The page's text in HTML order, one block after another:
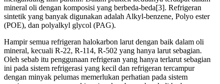
mineral oli dengan komposisi yang berbeda-beda[3]. Refrigeran
sintetik yang banyak digunakan adalah Alkyl-benzene, Polyo ester
(POE), dan polyalkyl glycol (PAG).
Hampir semua refrigeran halokarbon larut dengan baik dalam oli
mineral, kecuali R-22, R-114, R-502 yang hanya larut sebagian.
Oleh sebab itu penggunaan refrigeran yang hanya terlarut sebagian
ini pada sistem refrigerasi yang kecil dan refrigeran tercampur
dengan minyak pelumas memerlukan perhatian pada sistem